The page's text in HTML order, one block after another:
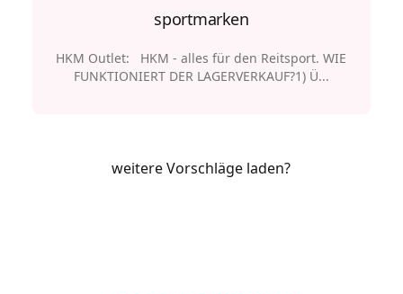
sportmarken
HKM Outlet: HKM - alles für den Reitsport. WIE
FUNKTIONIERT DER LAGERVERKAUF?1) Ü...
weitere Vorschläge laden?